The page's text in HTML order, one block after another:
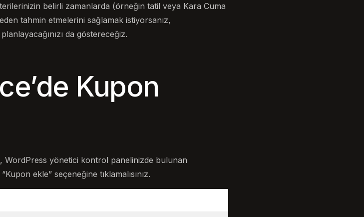
belirli zamanlarda (örneğin tatil veya Kara Cuma
tahmin etmelerini sağlamak istiyorsanız,
da göstereceğiz.
Kupon
WordPress yönetici kontrol panelinizde bulunan
ekle” seçeneğine tıklamalısınız.